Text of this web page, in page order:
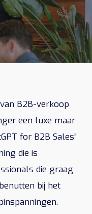
B2B-verkoop
een luxe maar
for B2B Sales”
die is
die graag
bij het